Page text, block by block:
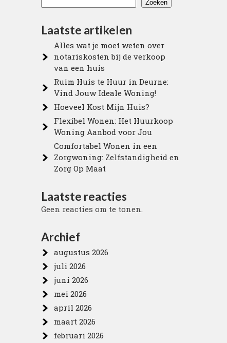
Zoeken
Laatste artikelen
Alles wat je moet weten over
notariskosten bij de verkoop
van een huis
Ruim Huis te Huur in Deurne:
Vind Jouw Ideale Woning!
Hoeveel Kost Mijn Huis?
Flexibel Wonen: Het Huurkoop
Woning Aanbod voor Jou
Comfortabel Wonen in een
Zorgwoning: Zelfstandigheid en
Zorg Op Maat
Laatste reacties
Geen reacties om te tonen.
Archief
augustus 2026
juli 2026
juni 2026
mei 2026
april 2026
maart 2026
februari 2026